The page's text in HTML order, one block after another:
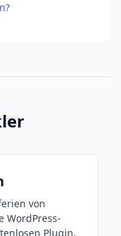
von
WordPress-
Plugin.